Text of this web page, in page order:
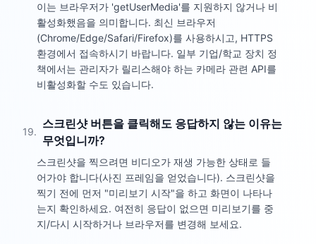
이는 브라우저가 'getUserMedia'를 지원하지 않거나 비
활성화했음을 의미합니다. 최신 브라우저
(Chrome/Edge/Safari/Firefox)를 사용하시고, HTTPS
환경에서 접속하시기 바랍니다. 일부 기업/학교 장치 정
책에서는 관리자가 릴리스해야 하는 카메라 관련 API를
비활성화할 수도 있습니다.
19.
스크린샷 버튼을 클릭해도 응답하지 않는 이유는
무엇입니까?
스크린샷을 찍으려면 비디오가 재생 가능한 상태로 들
어가야 합니다(사진 프레임을 얻었습니다). 스크린샷을
찍기 전에 먼저 "미리보기 시작"을 하고 화면이 나타나
는지 확인하세요. 여전히 응답이 없으면 미리보기를 중
지/다시 시작하거나 브라우저를 변경해 보세요.